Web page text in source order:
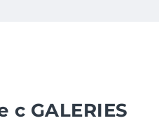
с GALERIES